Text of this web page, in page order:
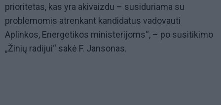
prioritetas, kas yra akivaizdu – susiduriama su
problemomis atrenkant kandidatus vadovauti
Aplinkos, Energetikos ministerijoms“, – po susitikimo
„Žinių radijui“ sakė F. Jansonas.